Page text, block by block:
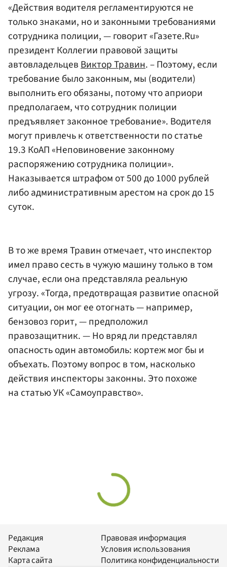
«Действия водителя регламентируются не
только знаками, но и законными требованиями
сотрудника полиции, — говорит «Газете.Ru»
президент Коллегии правовой защиты
автовладельцевВиктор Травин. – Поэтому, если
требование было законным, мы (водители)
выполнить его обязаны, потому что априори
предполагаем, что сотрудник полиции
предъявляет законное требование». Водителя
могут привлечь к ответственности по статье
19.3 КоАП «Неповиновение законному
распоряжению сотрудника полиции».
Наказывается штрафом от 500 до 1000 рублей
либо административным арестом на срок до 15
суток.
В то же время Травин отмечает, что инспектор
имел право сесть в чужую машину только в том
случае, если она представляла реальную
угрозу. «Тогда, предотвращая развитие опасной
ситуации, он мог ее отогнать — например,
бензовоз горит, — предположил
правозащитник. — Но вряд ли представлял
опасность один автомобиль: кортеж мог бы и
объехать. Поэтому вопрос в том, насколько
действия инспекторы законны. Это похоже
на статью УК «Самоуправство».
Редакция
Реклама
Карта сайта
Правовая информация
Условия использования
Политика конфиденциальности